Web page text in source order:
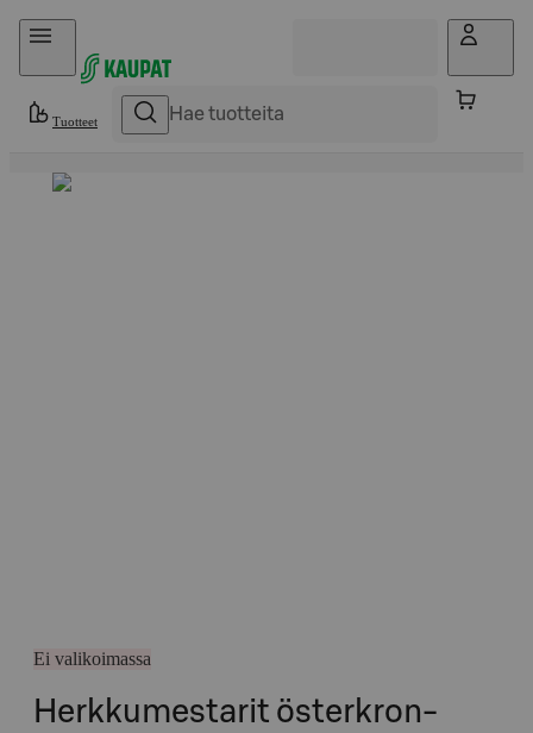
Hyppää sisältöön
Tuotteet
Ei valikoimassa
Herkkumestarit österkron-